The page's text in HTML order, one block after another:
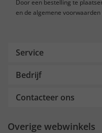
Door een bestelling te
en de algemene voorwaarden
Service
Bedrijf
Contacteer ons
Overige webwinkels